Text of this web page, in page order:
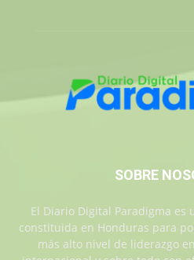
SOBRE
El Diario Digital Paradigma es
constituida en Honduras para
más alto nivel de liderazgo